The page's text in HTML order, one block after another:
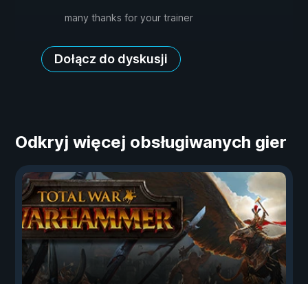
many thanks for your trainer
Dołącz do dyskusji
Odkryj więcej obsługiwanych gier